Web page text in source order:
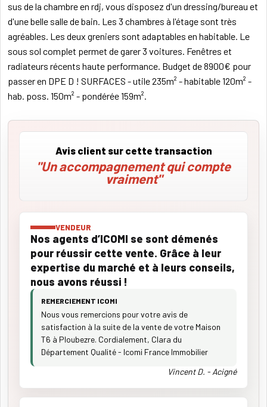
sus de la chambre en rdj, vous disposez d'un dressing/bureau et
d'une belle salle de bain. Les 3 chambres à l'étage sont très
agréables. Les deux greniers sont adaptables en habitable. Le
sous sol complet permet de garer 3 voitures. Fenêtres et
radiateurs récents haute performance. Budget de 8900€ pour
passer en DPE D ! SURFACES - utile 235m² - habitable 120m² -
hab. poss. 150m² - pondérée 159m².
Avis client sur cette transaction
"Un accompagnement qui compte
vraiment"
VENDEUR
Nos agents d’ICOMI se sont démenés
pour réussir cette vente. Grâce à leur
expertise du marché et à leurs conseils,
nous avons réussi !
REMERCIEMENT ICOMI
Nous vous remercions pour votre avis de
satisfaction à la suite de la vente de votre Maison
T6 à Ploubezre. Cordialement, Clara du
Département Qualité - Icomi France Immobilier
Vincent D. - Acigné